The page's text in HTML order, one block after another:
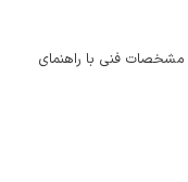
فنی با راهنمای